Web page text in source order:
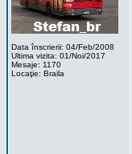
Data înscrierii: 04/Feb/2008
Ultima vizita: 01/Noi/2017
Mesaje: 1170
Locaţie: Braila